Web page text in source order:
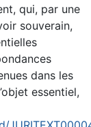
qui, par une
souverain,
dans les
essentiel,